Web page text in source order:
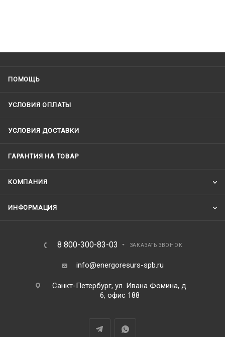
ПОМОЩЬ
УСЛОВИЯ ОПЛАТЫ
УСЛОВИЯ ДОСТАВКИ
ГАРАНТИЯ НА ТОВАР
КОМПАНИЯ
ИНФОРМАЦИЯ
8 800-300-83-03 ЗАКАЗАТЬ ЗВОНОК
info@energoresurs-spb.ru
Санкт-Петербург, ул. Ивана Фомина, д.
6, офис 188